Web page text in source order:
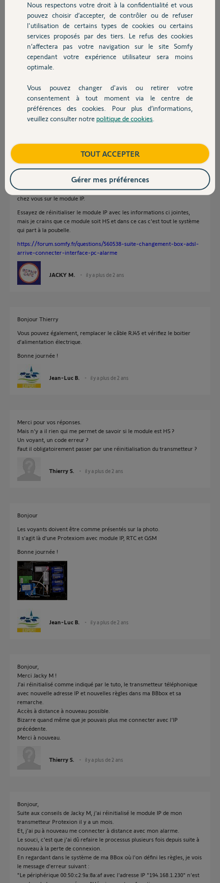
Chauffage
Autres produits
Devis avec un pro
Contact
les avoir à nouveau consulté.
Ce que je veux dire, c’est que je n’ai pas fait de modification de mon
installation avant cette panne.
Y a il un problème de serveur chez Somfy ?
Merci pour votre aide.
Thierry S.
il y a plus de 2 ans
Participer au fil de discussion
Réponses
Si vous n'arrivez pas a vous connecter en local c'est que le problème est
chez vous sur le module IP.
Essayez de réinitialiser le module IP avec les informations ci jointes,
mais je crains que ce module soit HS et dans ce cas c'est tout le système
qui part à la poubelle.
https://forum.somfy.fr/questions/560538-suite-changement-box-adsl-
arrive-connecter-interface-pc-alarme
JACKY M. il y a plus de 2 ans
Bonjour Thierry
Vous pouvez également, remplacer le câble RJ45 et vérifiez le boitier
d'alimentation électrique.
Bonne journée !
Jean-Luc B. il y a plus de 2 ans
Merci pour vos réponses.
Mais n’y a il rien qui me permet de savoir si le module est HS ?
Un voyant, un code erreur ?
Faut il obligatoirement passer par une réinitialisation du transmetteur ?
Thierry S. il y a plus de 2 ans
Bonjour
Les voyants doivent être comme présentés sur la photo.
Il s'agit là d'une Protexiom avec module IP, RTC et GSM
Bonne journée !
Jean-Luc B. il y a plus de 2 ans
Bonjour,
Merci Jacky M !
J’ai réinitialisé comme indiqué par le tuto, le transmetteur téléphonique
avec nouvelle adresse IP et nouvelles règles dans ma BBbox et sa
remarche.
Accès à distance à nouveau possible.
Bizarre quand même que je pouvais plus me connecter avec l’IP
précédente.
Merci à nouveau.
Thierry S. il y a plus de 2 ans
Bonjour,
Suite aux conseils de Jacky M, j'ai réinitialisé le module IP de mon
transmetteur Protexion il y a un mois.
Et, j'ai pu à nouveau me connecter à distance avec mon alarme.
Le souci, c'est que j'ai dû refaire le processus plusieurs fois depuis suite à
nouveau à la perte de connexion.
En regardant dans le système de ma BBox où l'on défini les règles, je vois
le message d'erreur suivant :
"Le périphérique 00:50:c2:9a:8a:af avec l'adresse IP "194.168.1.230" n’est
Nous respectons votre droit à la confidentialité et vous
pouvez choisir d’accepter, de contrôler ou de refuser
l'utilisation de certains types de cookies ou certains
services proposés par des tiers. Le refus des cookies
n’affectera pas votre navigation sur le site Somfy
cependant votre expérience utilisateur sera moins
optimale.
Vous pouvez changer d'avis ou retirer votre
consentement à tout moment via le centre de
préférences des cookies. Pour plus d’informations,
veuillez consulter notre politique de cookies
TOUT ACCEPTER
Gérer mes préférences